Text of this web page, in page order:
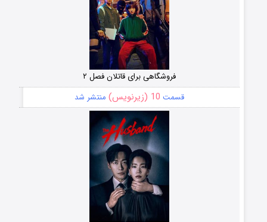
فروشگاهی برای قاتلان فصل ۲
قسمت 10 (زیرنویس) منتشر شد